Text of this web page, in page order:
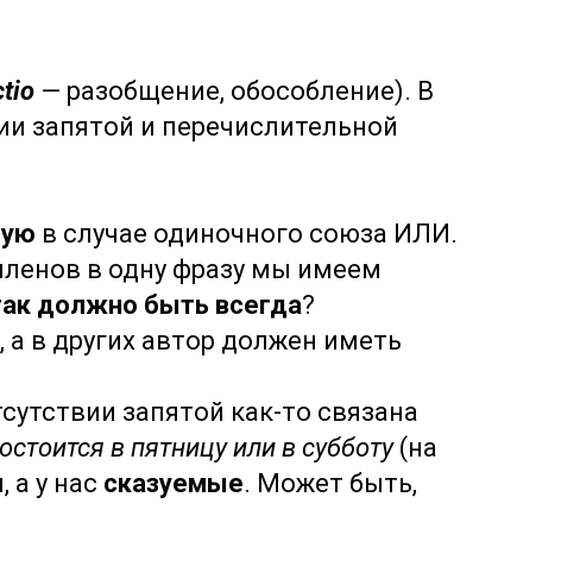
— разобщение, обособление). В
запятой и перечислительной
в случае одиночного союза ИЛИ.
в одну фразу мы имеем
должно быть всегда?
в других автор должен иметь
запятой как-то связана
в пятницу или в субботу(на
а у нас сказуемые. Может быть,